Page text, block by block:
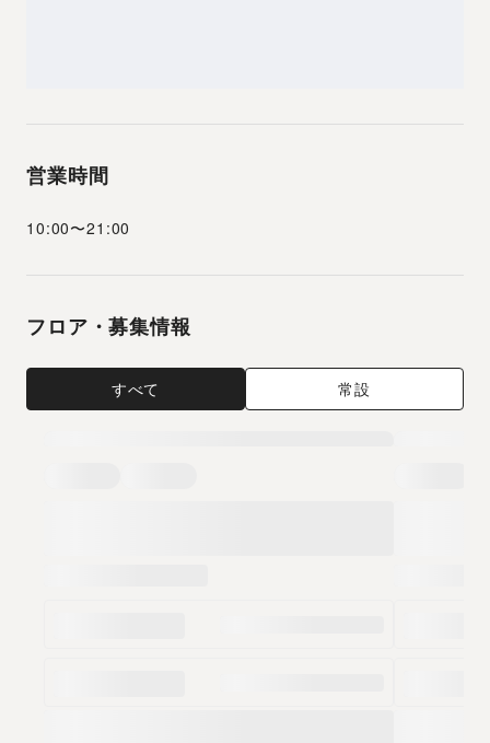
営業時間
10:00〜21:00
フロア・募集情報
すべて 常設